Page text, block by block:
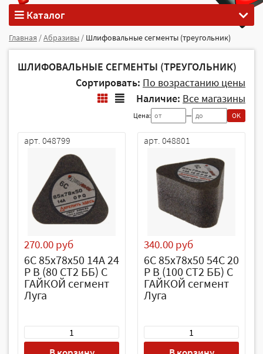
Каталог
Главная /Абразивы / Шлифовальные сегменты (треугольник)
ШЛИФОВАЛЬНЫЕ СЕГМЕНТЫ (ТРЕУГОЛЬНИК)
Сортировать: По возрастанию цены
Наличие: Все магазины
Цена: — OK
арт. 048799
270.00 руб
6С 85х78х50 14А 24
P B (80 CT2 ББ) С
ГАЙКОЙ сегмент
Луга
арт. 048801
340.00 руб
6С 85х78х50 54С 20
P B (100 СТ2 ББ) С
ГАЙКОЙ сегмент
Луга